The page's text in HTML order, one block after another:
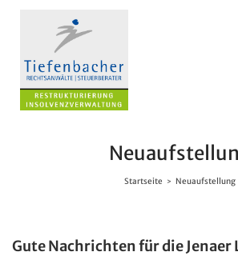
Startseite > Neuaufstellung
Gute Nachrichten für die